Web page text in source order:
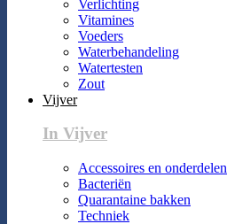
Verlichting
Vitamines
Voeders
Waterbehandeling
Watertesten
Zout
Vijver
In Vijver
Accessoires en onderdelen
Bacteriën
Quarantaine bakken
Techniek